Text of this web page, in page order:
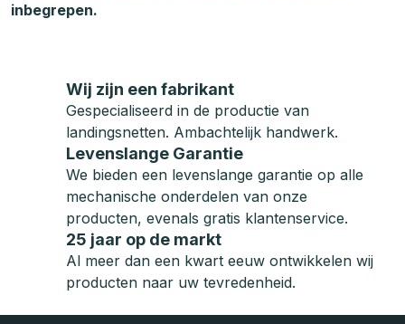
inbegrepen.
Wij zijn een fabrikant
Gespecialiseerd in de productie van
landingsnetten. Ambachtelijk handwerk.
Levenslange Garantie
We bieden een levenslange garantie op alle
mechanische onderdelen van onze
producten, evenals gratis klantenservice.
25 jaar op de markt
Al meer dan een kwart eeuw ontwikkelen wij
producten naar uw tevredenheid.